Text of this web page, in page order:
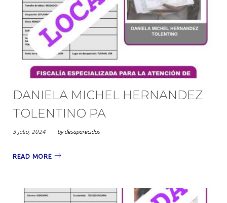
DANIELA MICHEL HERNANDEZ
TOLENTINO PA
3 julio, 2024 bydesaparecidos
READ MORE